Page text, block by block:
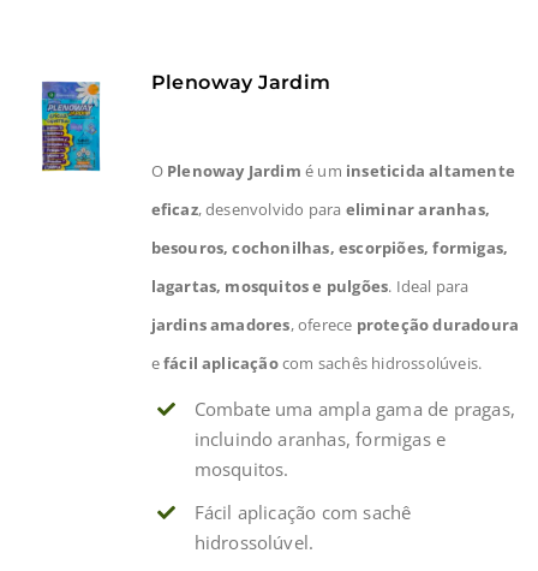
Plenoway Jardim
O Plenoway Jardim é um inseticida altamente
eficaz, desenvolvido para eliminar aranhas,
besouros, cochonilhas, escorpiões, formigas,
lagartas, mosquitos e pulgões. Ideal para
jardins amadores, oferece proteção duradoura
efácil aplicaçãocom sachês hidrossolúveis.
Combate uma ampla gama de pragas,
incluindo aranhas, formigas e
mosquitos.
Fácil aplicação com sachê
hidrossolúvel.